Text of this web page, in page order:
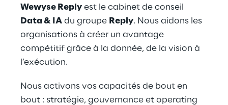
Wewyse Reply est le cabinet de conseil
Data & IA du groupe Reply. Nous aidons les
organisations à créer un avantage
compétitif grâce à la donnée, de la vision à
l’exécution.
Nous activons vos capacités de bout en
bout : stratégie, gouvernance et operating